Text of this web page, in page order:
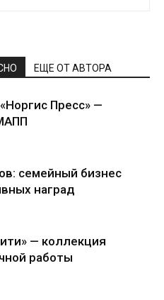
ЕЩЕ ОТ АВТОРА
Пресс» —
семейный бизнес
наград
— коллекция
работы